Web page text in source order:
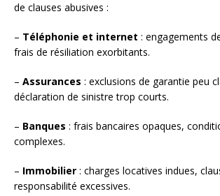
de clauses abusives :
– Téléphonie et internet : engagements
frais de résiliation exorbitants.
– Assurances : exclusions de garantie peu
déclaration de sinistre trop courts.
– Banques : frais bancaires opaques,
complexes.
– Immobilier : charges locatives indues,
responsabilité excessives.